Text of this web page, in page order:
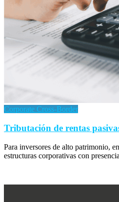
Corporate Cross-Border
Tributación de rentas
Para inversores de alto patrimonio,
estructuras corporativas con